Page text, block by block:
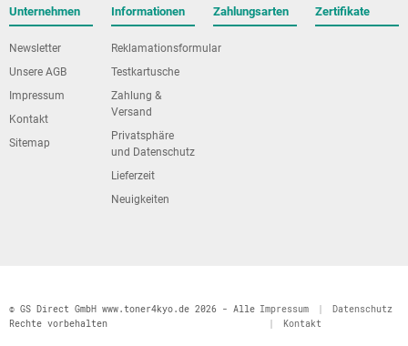
Unternehmen
Newsletter
Unsere AGB
Impressum
Kontakt
Sitemap
Informationen
Reklamationsformular
Testkartusche
Zahlung &
Versand
Privatsphäre
und Datenschutz
Lieferzeit
Neuigkeiten
Zahlungsarten Zertifikate
© GS Direct GmbH www.toner4kyo.de 2026 - Alle
Rechte vorbehalten
Impressum
Datenschutz
Kontakt